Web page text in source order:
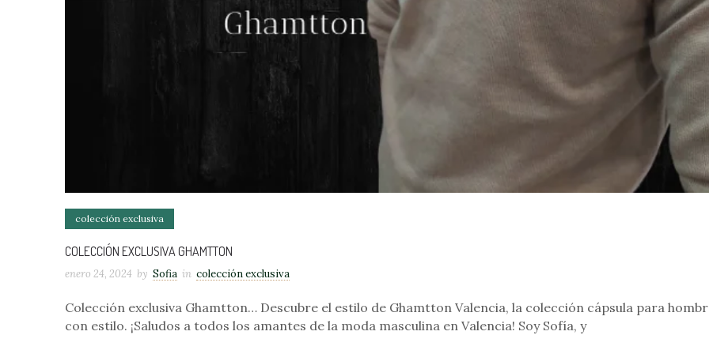
colección exclusiva
COLECCIÓN EXCLUSIVA GHAMTTON
enero 24, 2024 by Sofia in colección exclusiva
Colección exclusiva Ghamtton… Descubre el estilo de Ghamtton Valencia, la colección cápsula para
con estilo. ¡Saludos a todos los amantes de la moda masculina en Valencia! Soy Sofía, y